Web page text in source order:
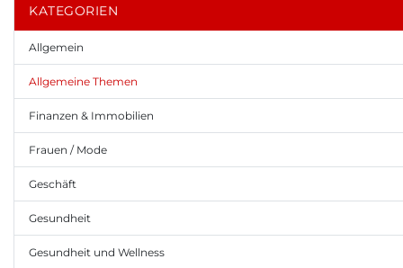
KATEGORIEN
Allgemein
Allgemeine Themen
Finanzen & Immobilien
Frauen / Mode
Geschäft
Gesundheit
Gesundheit und Wellness